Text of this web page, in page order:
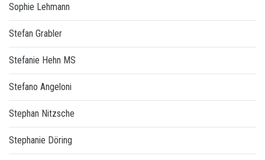
Sophie Lehmann
Stefan Grabler
Stefanie Hehn MS
Stefano Angeloni
Stephan Nitzsche
Stephanie Döring